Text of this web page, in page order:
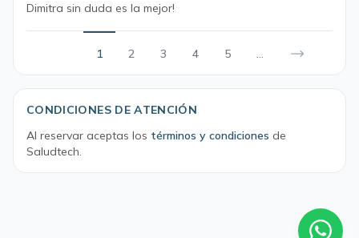
Dimitra sin duda es la mejor!
1 2 3 4 5 ...
CONDICIONES DE ATENCIÓN
Al reservar aceptas los términos y condiciones de
Saludtech.